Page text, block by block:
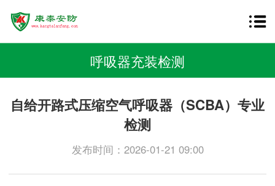
呼吸器充装检测
自给开路式压缩空气呼吸器（SCBA）专业
检测
发布时间：2026-01-21 09:00